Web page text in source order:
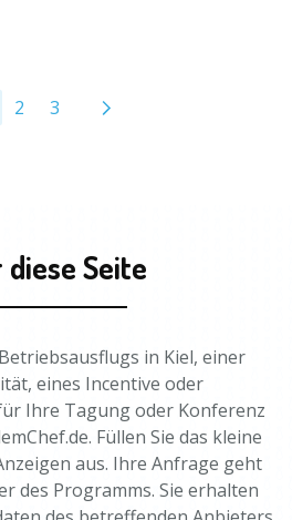
2 3
diese Seite
in Kiel, einer
eines Incentive oder
Ihre Tagung oder Konferenz
Füllen Sie das kleine
aus. Ihre Anfrage geht
des Programms. Sie erhalten